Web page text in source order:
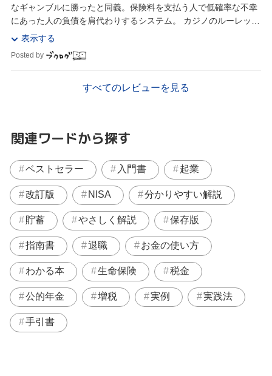
なギャンブルに勝ったと同義。保険料を支払う人で低確率な不幸
にあった人の負債を肩代わりするシステム。 カジノのルーレット
と同じ。 また、現代は共働きのため生...
表示する
Posted by
すべてのレビューを見る
関連ワードから探す
ベストセラー 入門書 起業
改訂版 NISA 分かりやすい解説
貯蓄 やさしく解説 保存版
指南書 退職 お金の使い方
わかる本 生命保険 税金
公的年金 増税 実例 実践法
手引書